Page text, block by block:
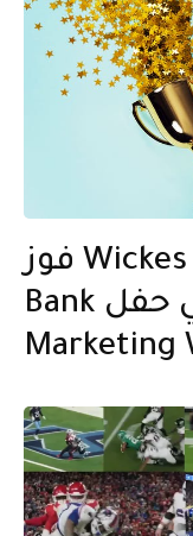
فوز Wickes و Aldi و Starling
Bank بجوائز كبيرة في حفل
Marketing